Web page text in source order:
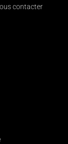
contacter